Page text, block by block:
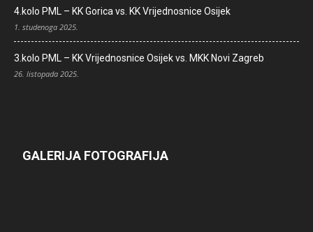
4.kolo PML – KK Gorica vs. KK Vrijednosnice Osijek
1. studenoga 2025.
3.kolo PML – KK Vrijednosnice Osijek vs. MKK Novi Zagreb
26. listopada 2025.
GALERIJA FOTOGRAFIJA